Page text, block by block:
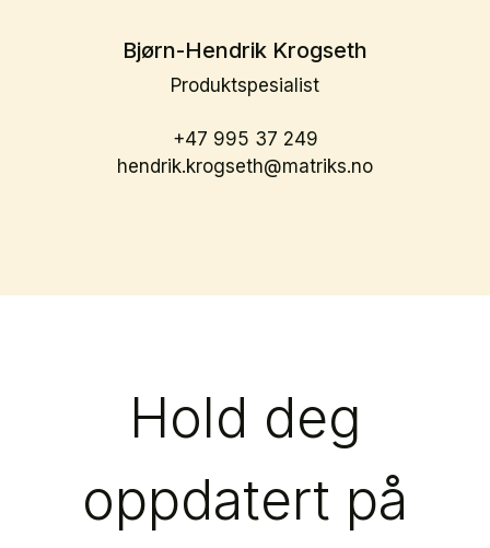
Bjørn-Hendrik Krogseth
Produktspesialist
+47 995 37 249
hendrik.krogseth@matriks.no
Hold deg
oppdatert på